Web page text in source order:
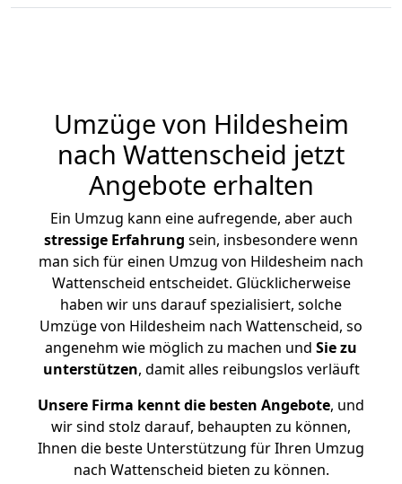
Umzüge von Hildesheim
nach Wattenscheid jetzt
Angebote erhalten
Ein Umzug kann eine aufregende, aber auch
stressige Erfahrung sein, insbesondere wenn
man sich für einen Umzug von Hildesheim nach
Wattenscheid entscheidet. Glücklicherweise
haben wir uns darauf spezialisiert, solche
Umzüge von Hildesheim nach Wattenscheid, so
angenehm wie möglich zu machen und Sie zu
unterstützen, damit alles reibungslos verläuft
Unsere Firma kennt die besten Angebote, und
wir sind stolz darauf, behaupten zu können,
Ihnen die beste Unterstützung für Ihren Umzug
nach Wattenscheid bieten zu können.